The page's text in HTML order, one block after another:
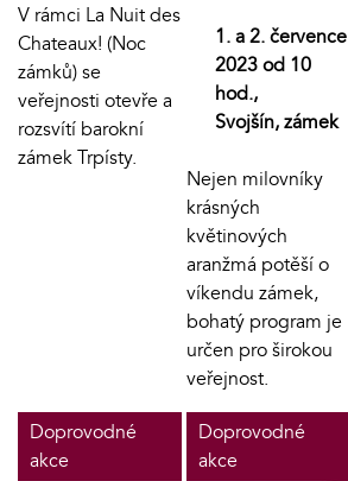
V rámci La Nuit des
Chateaux! (Noc
zámků) se
veřejnosti otevře a
rozsvítí barokní
zámek Trpísty.
1. a 2. července
2023 od 10
hod.,
Svojšín, zámek
Nejen milovníky
krásných
květinových
aranžmá potěší o
víkendu zámek,
bohatý program je
určen pro širokou
veřejnost.
Doprovodné
akce
Doprovodné
akce